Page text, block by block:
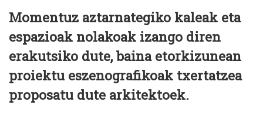
Momentuz aztarnategiko kaleak eta
espazioak nolakoak izango diren
erakutsiko dute, baina etorkizunean
proiektu eszenografikoak txertatzea
proposatu dute arkitektoek.